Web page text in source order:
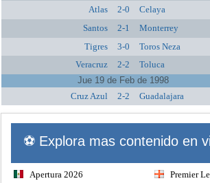
Atlas
2-0 Celaya
Santos
2-1 Monterrey
Tigres
3-0 Toros Neza
Veracruz
2-2 Toluca
Jue 19 de Feb de 1998
Cruz Azul
2-2 Guadalajara
⚽ Explora mas contenido en
Apertura 2026 Premier